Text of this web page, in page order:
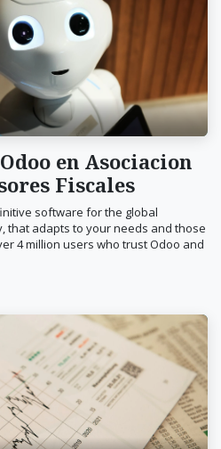
en Asociacion
Fiscales
software for the global
that adapts to your needs and those
4 million users who trust Odoo and